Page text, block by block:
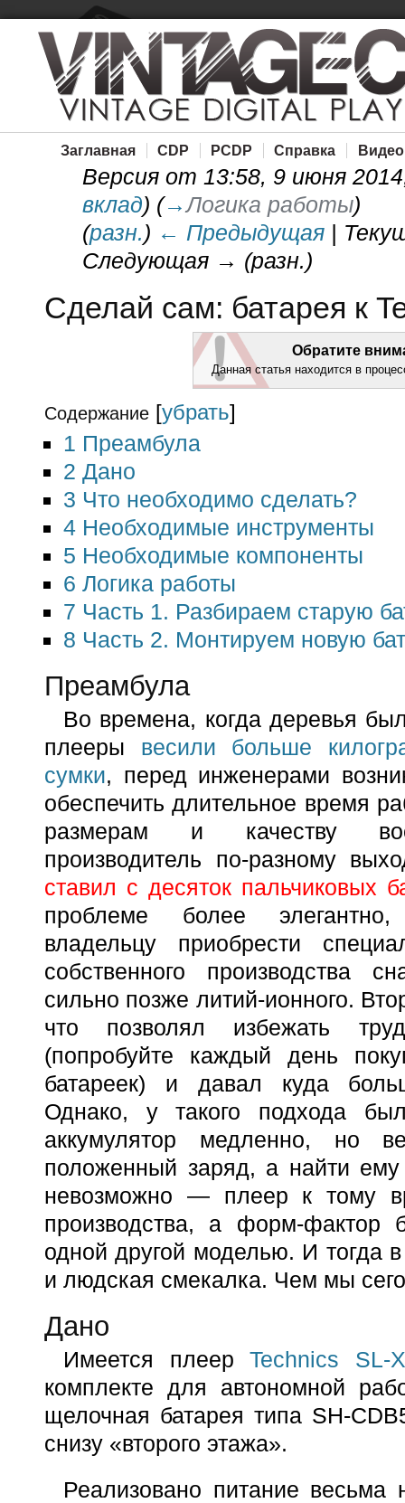
Заглавная CDP PCDP Справка Видео
Версия от 13:58, 9 июня
вклад) (→Логика работы)
(разн.) ← Предыдущая |
Следующая → (разн.)
Сделай сам: батарея к
Обратите
Данная статья находится в
Содержание [убрать]
1 Преамбула
2 Дано
3 Что необходимо сделать?
4 Необходимые инструменты
5 Необходимые компоненты
6 Логика работы
7 Часть 1. Разбираем старую
8 Часть 2. Монтируем новую
Преамбула
Во времена, когда деревья
плееры весили больше
сумки, перед инженерами
обеспечить длительное время
размерам и качеству
производитель по-разному
ставил с десяток пальчиковых
проблеме более элегантно,
владельцу приобрести
собственного производства
сильно позже литий-ионного.
что позволял избежать
(попробуйте каждый день
батареек) и давал куда
Однако, у такого подхода
аккумулятор медленно, но
положенный заряд, а найти
невозможно — плеер к тому
производства, а форм-фактор
одной другой моделью. И тогда
и людская смекалка. Чем мы
Дано
Имеется плеерTechnics SL-
комплекте для автономной
щелочная батарея типа SH-
снизу «второго этажа».
Реализовано питание